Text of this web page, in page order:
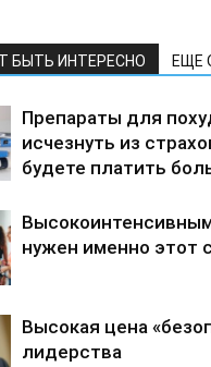
БЫТЬ ИНТЕРЕСНО ЕЩЕ
Препараты для
исчезнуть из
будете платить
нужен именно этот
Высокая цена
лидерства